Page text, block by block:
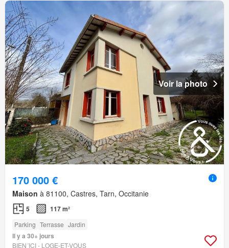
Voir la photo
170 000 €
Maison à 81100, Castres, Tarn, Occitanie
5 117 m²
Parking Terrasse Jardin
Il y a 30+ jours
BIEN´ICI - LOGE-ET-VOUS